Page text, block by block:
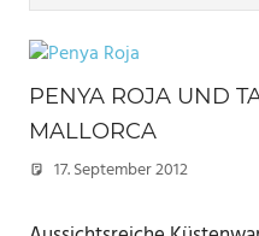
PENYA ROJA UND
MALLORCA
17. September 2012